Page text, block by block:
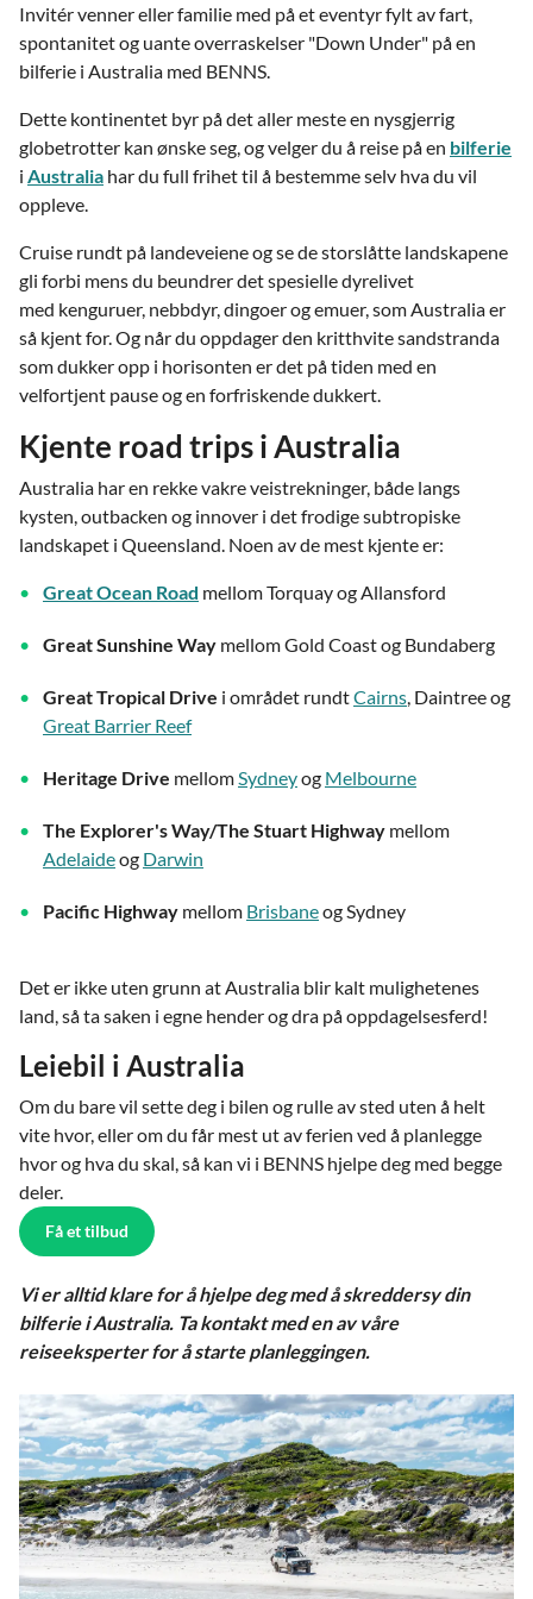
Invitér venner eller familie med på et eventyr fylt av fart,
spontanitet og uante overraskelser "Down Under" på en
bilferie i Australia med BENNS.
Dette kontinentet byr på det aller meste en nysgjerrig
globetrotter kan ønske seg, og velger du å reise på en bilferie
i Australia har du full frihet til å bestemme selv hva du vil
oppleve.
Cruise rundt på landeveiene og se de storslåtte landskapene
gli forbi mens du beundrer det spesielle dyrelivet
med kenguruer, nebbdyr, dingoer og emuer, som Australia er
så kjent for. Og når du oppdager den kritthvite sandstranda
som dukker opp i horisonten er det på tiden med en
velfortjent pause og en forfriskende dukkert.
Kjente road trips i Australia
Australia har en rekke vakre veistrekninger, både langs
kysten, outbacken og innover i det frodige subtropiske
landskapet i Queensland. Noen av de mest kjente er:
Great Ocean Road mellom Torquay og Allansford
Great Sunshine Way mellom Gold Coast og Bundaberg
Great Tropical Drive i området rundtCairns, Daintree og
Great Barrier Reef
Heritage Drive mellomSydneyog Melbourne
The Explorer's Way/The Stuart Highway mellom
Adelaideog Darwin
Pacific Highway mellom Brisbaneog Sydney
Det er ikke uten grunn at Australia blir kalt mulighetenes
land, så ta saken i egne hender og dra på oppdagelsesferd!
Leiebil i Australia
Om du bare vil sette deg i bilen og rulle av sted uten å helt
vite hvor, eller om du får mest ut av ferien ved å planlegge
hvor og hva du skal, så kan vi i BENNS hjelpe deg med begge
deler.
Få et tilbud
Vi er alltid klare for å hjelpe deg med å skreddersy din
bilferie i Australia. Ta kontakt med en av våre
reiseeksperter for å starte planleggingen.